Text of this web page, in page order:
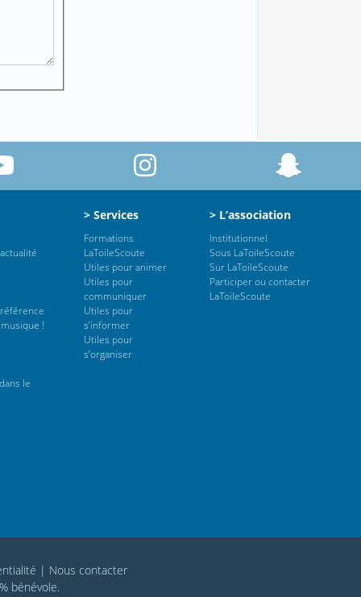
!
le
> Services
Formations
LaToileScoute
Utiles pour animer
Utiles pour
communiquer
Utiles pour
s’informer
Utiles pour
s’organiser
> L’association
Institutionnel
Sous LaToileScoute
Sur LaToileScoute
Participer ou contacter
LaToileScoute
| Nous contacter
bénévole.